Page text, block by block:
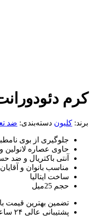
کرم
برند: کلیون دسته‌بندی: ضد
جلوگیری از بوی
حاوی عصاره لانولین
آنتی باکتریال و ضد
مناسب بانوان و آقایان
ساخت ایتالیا
حجم 25میل
تضمین بهترین قیمت
پشتیبانی عالی ۲۴ ساعته، ۷ روز هفته